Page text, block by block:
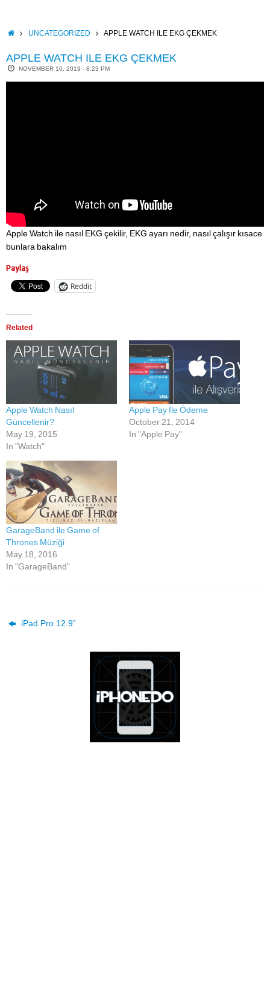
contentHOMEUNCATEGORIZED APPLE WATCH ILE EKG ÇEKMEK
APPLE WATCH ILE EKG ÇEKMEK
NOVEMBER 10, 2019 - 8:23 PM
Apple Watch ile nasıl EKG çekilir, EKG ayarı nedir, nasıl çalışır kısace
bunlara bakalım
Paylaş
Reddit
Related
Apple Watch Nasıl
Güncellenir?
May 19, 2015
In "Watch"
Apple Pay İle Ödeme
October 21, 2014
In "Apple Pay"
GarageBand ile Game of
Thrones Müziği
May 18, 2016
In "GarageBand"
iPad Pro 12.9”